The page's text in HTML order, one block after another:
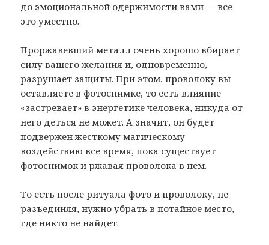
до эмоциональной одержимости вами — все
это уместно.
Проржавевший металл очень хорошо вбирает
силу вашего желания и, одновременно,
разрушает защиты. При этом, проволоку вы
оставляете в фотоснимке, то есть влияние
«застревает» в энергетике человека, никуда от
него деться не может. А значит, он будет
подвержен жесткому магическому
воздействию все время, пока существует
фотоснимок и ржавая проволока в нем.
То есть после ритуала фото и проволоку, не
разъединяя, нужно убрать в потайное место,
где никто не найдет.